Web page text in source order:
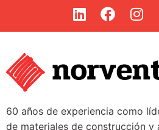
60 años de experiencia como
de materiales de construcción y